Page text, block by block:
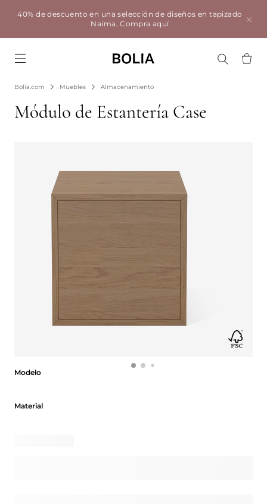
40% de descuento en una selección de diseños en tapizado
Naima.Compra aquí
Bolia.com Muebles Almacenamiento
Módulo de Estantería Case
Modelo
Material